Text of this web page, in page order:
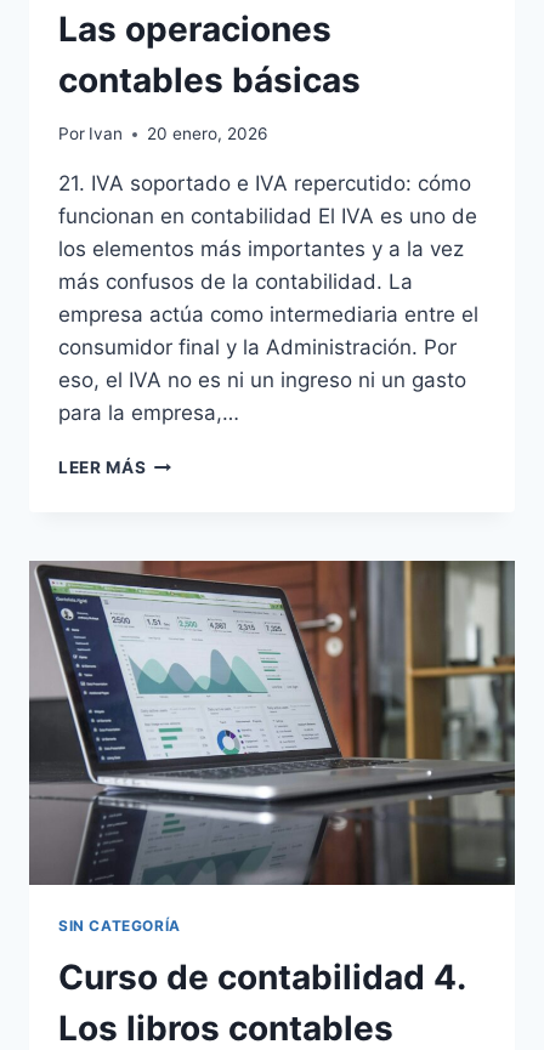
Las operaciones
contables básicas
Por Ivan 20 enero, 2026
21. IVA soportado e IVA repercutido: cómo
funcionan en contabilidad El IVA es uno de
los elementos más importantes y a la vez
más confusos de la contabilidad. La
empresa actúa como intermediaria entre el
consumidor final y la Administración. Por
eso, el IVA no es ni un ingreso ni un gasto
para la empresa,…
LEER MÁS CURSO
LAS
OPERACIONES
CONTABLES
BÁSICAS
SIN CATEGORÍA
Curso de contabilidad 4.
Los libros contables